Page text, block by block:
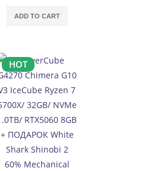
ADD TO CART
HOT